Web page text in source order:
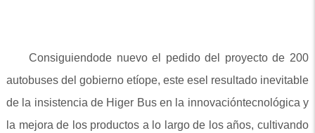
Consiguiendode nuevo el pedido del proyecto de 200
autobuses del gobierno etíope, este esel resultado inevitable
de la insistencia de Higer Bus en la innovacióntecnológica y
la mejora de los productos a lo largo de los años, cultivando